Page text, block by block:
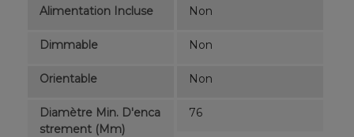
Alimentation Incluse Non
Dimmable Non
Orientable Non
Diamètre Min. D'enca
Strement (mm)
76